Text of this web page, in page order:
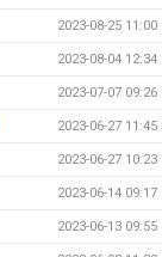
2023-08-25 11:00
2023-08-04 12:34
2023-07-07 09:26
2023-06-27 11:45
2023-06-27 10:23
2023-06-14 09:17
2023-06-13 09:55